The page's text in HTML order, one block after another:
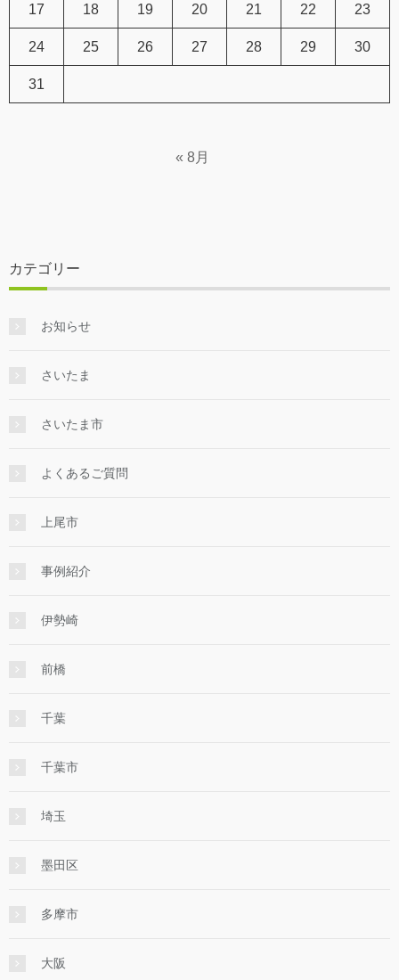
17 18 19 20 21 22 23
24 25 26 27 28 29 30
31
« 8月
カテゴリー
お知らせ
さいたま
さいたま市
よくあるご質問
上尾市
事例紹介
伊勢崎
前橋
千葉
千葉市
埼玉
墨田区
多摩市
大阪